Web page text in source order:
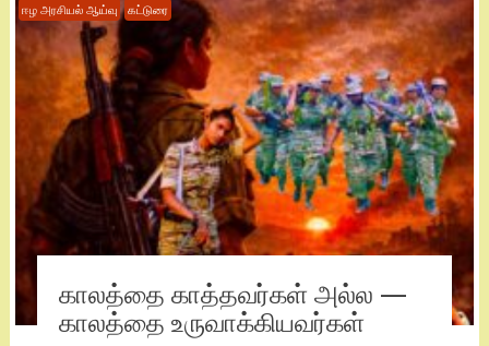
ஈழ அரசியல் ஆய்வு கட்டுரை
காலத்தை காத்தவர்கள் அல்ல —
காலத்தை உருவாக்கியவர்கள்